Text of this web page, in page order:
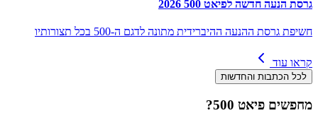
גרסת הנעה חדשה לפיאט 500 2026
חשיפת גרסת ההנעה ההיברידית מתונה לדגם ה-500 בכל תצורותיו
קראו עוד
לכל הכתבות והחדשות
מחפשים פיאט 500 ?